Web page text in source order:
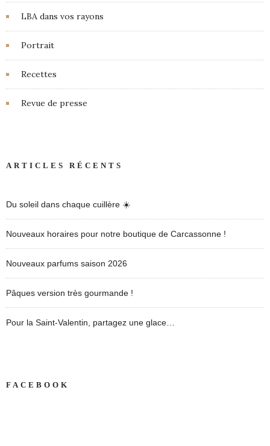
LBA dans vos rayons
Portrait
Recettes
Revue de presse
ARTICLES RÉCENTS
Du soleil dans chaque cuillère ☀️
Nouveaux horaires pour notre boutique de Carcassonne !
Nouveaux parfums saison 2026
Pâques version très gourmande !
Pour la Saint-Valentin, partagez une glace…
FACEBOOK